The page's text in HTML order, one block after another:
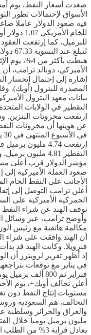
صعدت أسعار النفط، يوم
الأسواق لإحتمالات تطور
فيه صعود الدولار عاملا
لتبلغ
هبطت بأكثر
الأميركي، دونالد ترامب،
إشارة إلى إحتمال إنحسار
المصدرة للبترول (أوبك).
بيانات معهد البترول
التقطير ‌في الولايات
إرتفعت مخزونات
إرتفعت 4.74
التقطير 4.81
مؤشر الدولار قرب أعلى
صعود العملة الأميركية
الأجانب على النفط الخام
أعلن ترامب التوصل إلى
توقف الهند عن شراء
وأوضح ترامب، عبر وسائل
مكالمة هاتفية مع رئيس
أن الهند وافقت على شراء
فنزويلا. وكانت الهند قد
في يناير مع توقعات
فبراير ثم 800
أعلن تحالف أوبك+، يوم
مستويات إنتاج النفط دون
التحالف، هم السعودية
يعادل قرابة 3% من الطلب العالمي.